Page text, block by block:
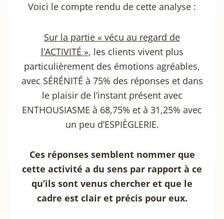
Voici le compte rendu de cette analyse :
Sur la partie « vécu au regard de
l’ACTIVITÉ », les clients vivent plus
particulièrement des émotions agréables,
avec SÉRÉNITÉ à 75% des réponses et dans
le plaisir de l’instant présent avec
ENTHOUSIASME à 68,75% et à 31,25% avec
un peu d’ESPIÈGLERIE.
Ces réponses semblent nommer que
cette activité a du sens par rapport à ce
qu’ils sont venus chercher et que le
cadre est clair et précis pour eux.